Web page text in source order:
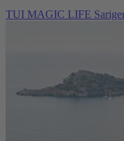
TUI MAGIC LIFE